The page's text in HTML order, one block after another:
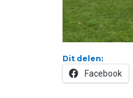
Dit delen:
Facebook